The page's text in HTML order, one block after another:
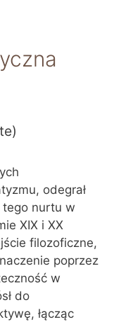
odegrał
tego nurtu w
XIX i XX
filozoficzne,
poprzez
w
do
łącząc